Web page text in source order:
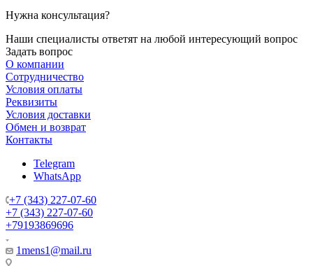
Нужна консультация?
Наши специалисты ответят на любой интересующий вопрос
Задать вопрос
О компании
Сотрудничество
Условия оплаты
Реквизиты
Условия доставки
Обмен и возврат
Контакты
Telegram
WhatsApp
+7 (343) 227-07-60
+7 (343) 227-07-60
+79193869696
1mens1@mail.ru